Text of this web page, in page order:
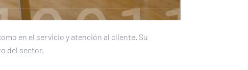
en el servicio y atención al cliente. Su
del sector.